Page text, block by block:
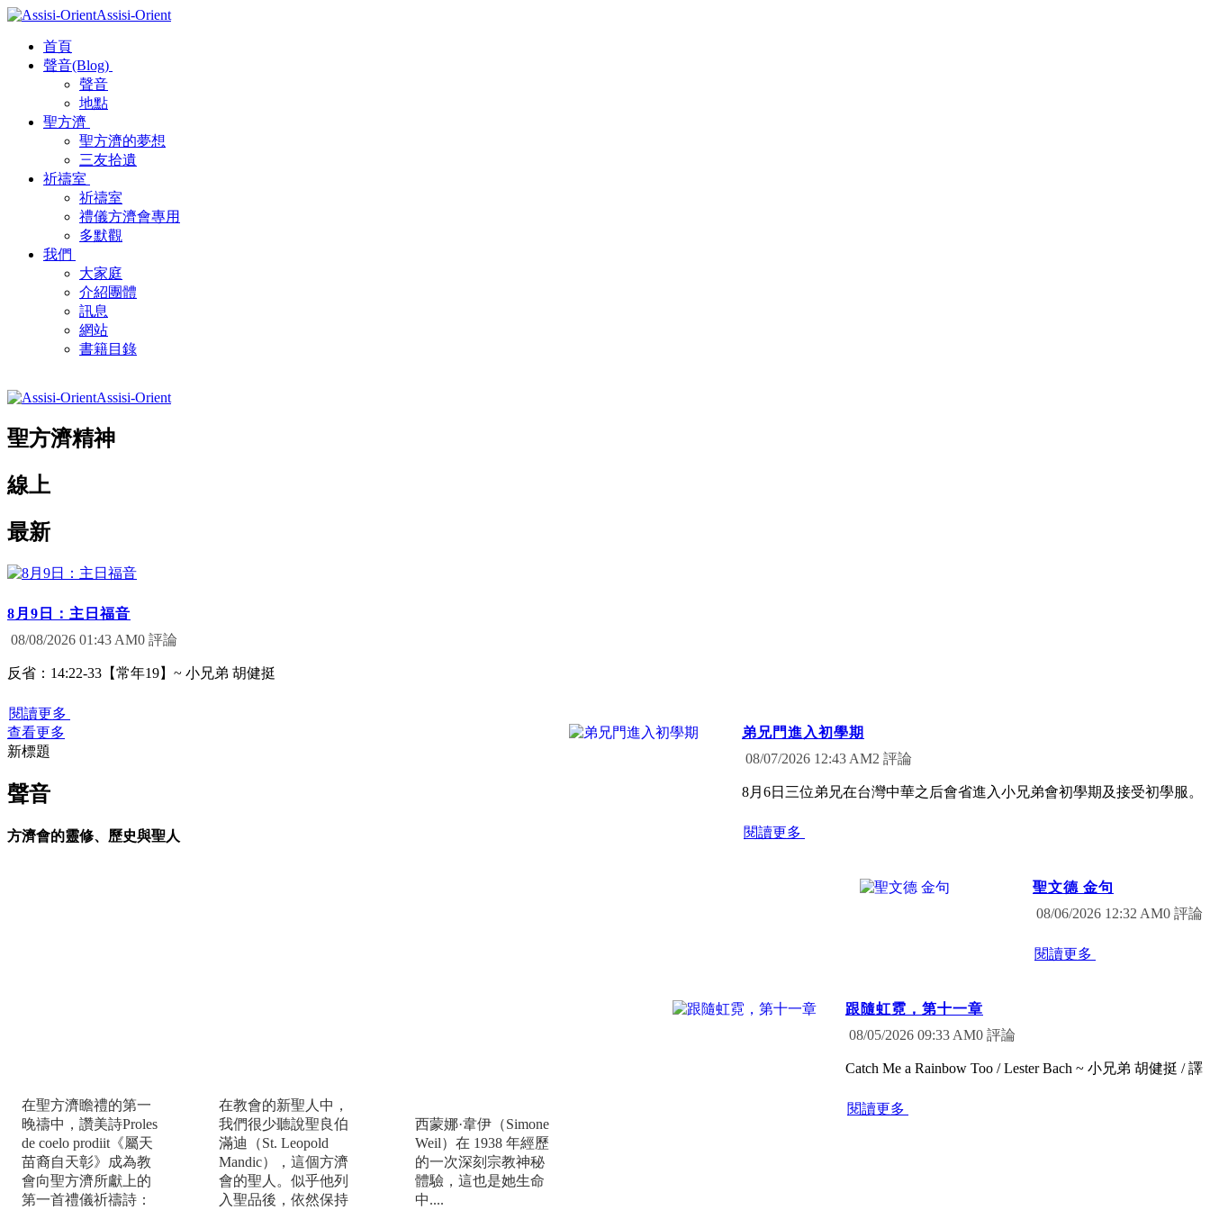
Assisi-Orient
首頁
聲音(Blog)
聲音
地點
聖方濟
聖方濟的夢想
三友拾遺
祈禱室
祈禱室
禮儀方濟會專用
多默觀
我們
大家庭
介紹團體
訊息
網站
書籍目錄
Assisi-Orient
聖方濟精神
線上
最新
8月9日：主日福音
08/08/2026 01:43 AM0 評論
反省：14:22-33【常年19】~ 小兄弟 胡健挺
閱讀更多
弟兄門進入初學期
08/07/2026 12:43 AM2 評論
8月6日三位弟兄在台灣中華之后會省進入小兄弟會初學期及接受初學服。
閱讀更多
聖文德 金句
08/06/2026 12:32 AM0 評論
閱讀更多
跟隨虹霓，第十一章
08/05/2026 09:33 AM0 評論
Catch Me a Rainbow Too / Lester Bach ~ 小兄弟 胡健挺 / 譯
閱讀更多
查看更多
新標題
聲音
方濟會的靈修、歷史與聖人
在聖方濟瞻禮的第一
晚禱中，讚美詩Proles
de coelo prodiit《屬天
苗裔自天彰》成為教
會向聖方濟所獻上的
第一首禮儀祈禱詩：
在教會的新聖人中，
我們很少聽說聖良伯
滿迪（St. Leopold
Mandic），這個方濟
會的聖人。似乎他列
入聖品後，依然保持
西蒙娜·韋伊（Simone
Weil）在 1938 年經歷
的一次深刻宗教神秘
體驗，這也是她生命
中....